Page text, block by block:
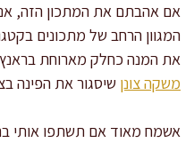
אם אהבתם את המתכון הזה,
המגוון הרחב של מתכונים
את המנה כחלק מארוחת
משקה צונן שיסגור את הפינה
אשמח מאוד אם תשתפו אותי